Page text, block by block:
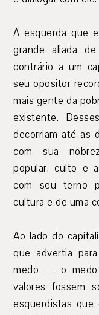
A esquerda que
grande aliada
contrário a um
seu opositor
mais gente da
existente.
decorriam até as
com sua
popular, culto e
com seu terno
cultura e de uma
Ao lado do
que advertia
medo — o
valores fossem
esquerdistas que